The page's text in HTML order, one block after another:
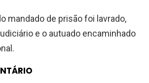
mandado de prisão foi lavrado,
e o autuado encaminhado